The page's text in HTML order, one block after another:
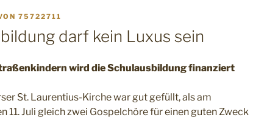
75722711
darf kein Luxus sein
wird die Schulausbildung finanziert
St. Laurentius-Kirche war gut gefüllt, als am
11. Juli gleich zwei Gospelchöre für einen guten Zweck